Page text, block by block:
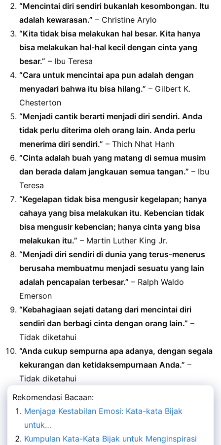
“Mencintai diri sendiri bukanlah kesombongan. Itu
adalah kewarasan.” – Christine Arylo
“Kita tidak bisa melakukan hal besar. Kita hanya
bisa melakukan hal-hal kecil dengan cinta yang
besar.” – Ibu Teresa
“Cara untuk mencintai apa pun adalah dengan
menyadari bahwa itu bisa hilang.” – Gilbert K.
Chesterton
“Menjadi cantik berarti menjadi diri sendiri. Anda
tidak perlu diterima oleh orang lain. Anda perlu
menerima diri sendiri.” – Thich Nhat Hanh
“Cinta adalah buah yang matang di semua musim
dan berada dalam jangkauan semua tangan.” – Ibu
Teresa
“Kegelapan tidak bisa mengusir kegelapan; hanya
cahaya yang bisa melakukan itu. Kebencian tidak
bisa mengusir kebencian; hanya cinta yang bisa
melakukan itu.” – Martin Luther King Jr.
“Menjadi diri sendiri di dunia yang terus-menerus
berusaha membuatmu menjadi sesuatu yang lain
adalah pencapaian terbesar.” – Ralph Waldo
Emerson
“Kebahagiaan sejati datang dari mencintai diri
sendiri dan berbagi cinta dengan orang lain.” –
Tidak diketahui
“Anda cukup sempurna apa adanya, dengan segala
kekurangan dan ketidaksempurnaan Anda.” –
Tidak diketahui
Rekomendasi Bacaan:
Menjaga Kestabilan Emosi: Kata-kata Bijak
untuk…
Kumpulan Kata-Kata Bijak untuk Menginspirasi